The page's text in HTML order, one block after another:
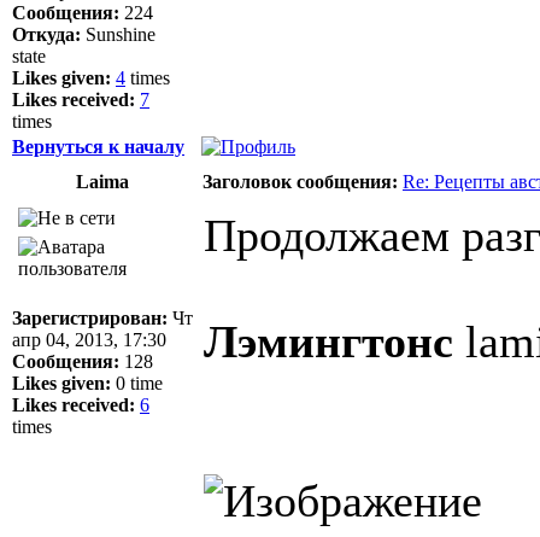
Сообщения: 224
Откуда: Sunshine
state
Likes given: 4 times
Likes received: 7
times
Вернуться к началу
Laima
Заголовок сообщения: Re: Рецепты
Зарегистрирован: Чт
апр 04, 2013, 17:30
Сообщения: 128
Likes given: 0 time
Likes received: 6
times
Продолжаем
Лэмингтонс